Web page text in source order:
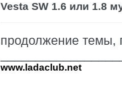
Vesta SW 1.6 или 1.8
продолжение темы,
www.ladaclub.net